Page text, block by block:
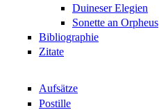
Duineser Elegien
Sonette an Orpheus
Bibliographie
Zitate
Aufsätze
Postille